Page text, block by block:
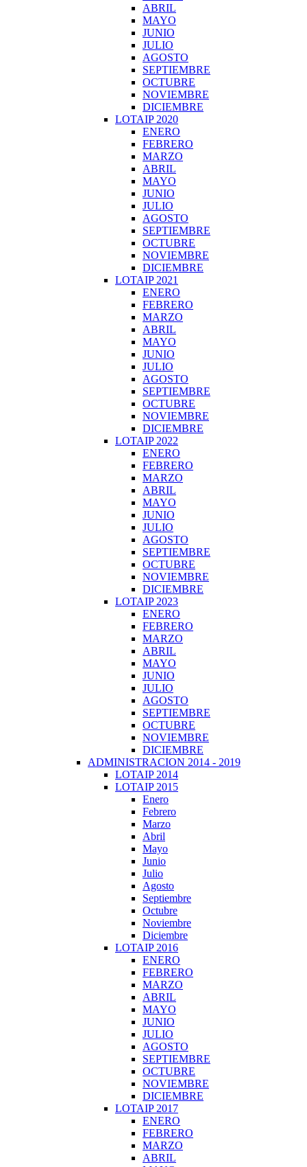
ABRIL
MAYO
JUNIO
JULIO
AGOSTO
SEPTIEMBRE
OCTUBRE
NOVIEMBRE
DICIEMBRE
LOTAIP 2020
ENERO
FEBRERO
MARZO
ABRIL
MAYO
JUNIO
JULIO
AGOSTO
SEPTIEMBRE
OCTUBRE
NOVIEMBRE
DICIEMBRE
LOTAIP 2021
ENERO
FEBRERO
MARZO
ABRIL
MAYO
JUNIO
JULIO
AGOSTO
SEPTIEMBRE
OCTUBRE
NOVIEMBRE
DICIEMBRE
LOTAIP 2022
ENERO
FEBRERO
MARZO
ABRIL
MAYO
JUNIO
JULIO
AGOSTO
SEPTIEMBRE
OCTUBRE
NOVIEMBRE
DICIEMBRE
LOTAIP 2023
ENERO
FEBRERO
MARZO
ABRIL
MAYO
JUNIO
JULIO
AGOSTO
SEPTIEMBRE
OCTUBRE
NOVIEMBRE
DICIEMBRE
ADMINISTRACION 2014 - 2019
LOTAIP 2014
LOTAIP 2015
Enero
Febrero
Marzo
Abril
Mayo
Junio
Julio
Agosto
Septiembre
Octubre
Noviembre
Diciembre
LOTAIP 2016
ENERO
FEBRERO
MARZO
ABRIL
MAYO
JUNIO
JULIO
AGOSTO
SEPTIEMBRE
OCTUBRE
NOVIEMBRE
DICIEMBRE
LOTAIP 2017
ENERO
FEBRERO
MARZO
ABRIL